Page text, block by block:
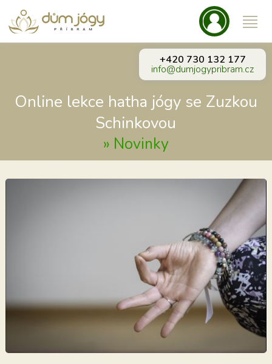
+420 730 132 177
info@dumjogypribram.cz
Online lekce hatha jógy se Zuzkou
Schinkovou
» Novinky